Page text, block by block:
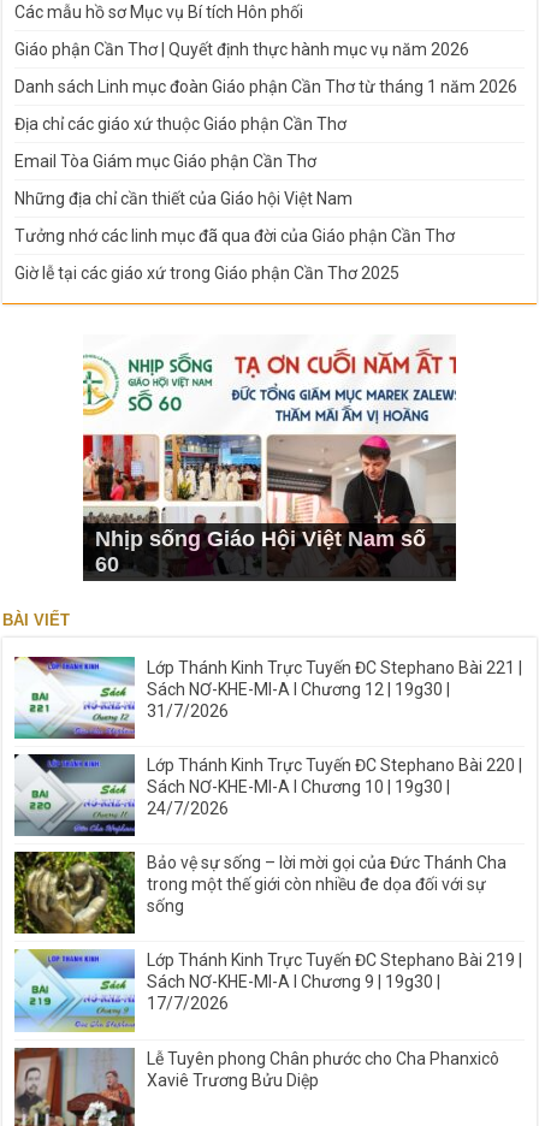
Các mẫu hồ sơ Mục vụ Bí tích Hôn phối
Giáo phận Cần Thơ | Quyết định thực hành mục vụ năm 2026
Danh sách Linh mục đoàn Giáo phận Cần Thơ từ tháng 1 năm 2026
Địa chỉ các giáo xứ thuộc Giáo phận Cần Thơ
Email Tòa Giám mục Giáo phận Cần Thơ
Những địa chỉ cần thiết của Giáo hội Việt Nam
Tưởng nhớ các linh mục đã qua đời của Giáo phận Cần Thơ
Giờ lễ tại các giáo xứ trong Giáo phận Cần Thơ 2025
Nhịp sống Giáo Hội Việt Nam số
60
BÀI VIẾT
Lớp Thánh Kinh Trực Tuyến ĐC Stephano Bài 221 |
Sách NƠ-KHE-MI-A I Chương 12 | 19g30 |
31/7/2026
Lớp Thánh Kinh Trực Tuyến ĐC Stephano Bài 220 |
Sách NƠ-KHE-MI-A I Chương 10 | 19g30 |
24/7/2026
Bảo vệ sự sống – lời mời gọi của Đức Thánh Cha
trong một thế giới còn nhiều đe dọa đối với sự
sống
Lớp Thánh Kinh Trực Tuyến ĐC Stephano Bài 219 |
Sách NƠ-KHE-MI-A I Chương 9 | 19g30 |
17/7/2026
Lễ Tuyên phong Chân phước cho Cha Phanxicô
Xaviê Trương Bửu Diệp